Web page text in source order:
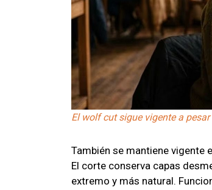
El wolf cut sigue vigente a
También se mantiene vigente
El corte conserva capas
extremo y más natural.